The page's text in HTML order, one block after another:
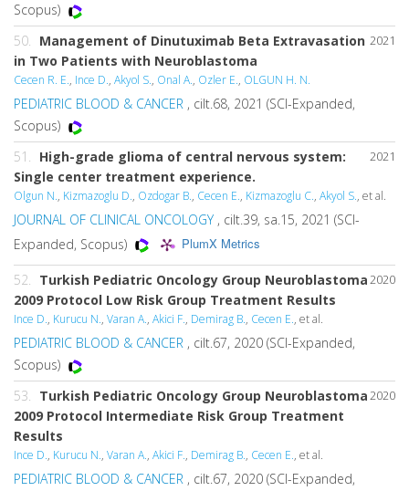
Scopus)
2021
50. Management of Dinutuximab Beta Extravasation
in Two Patients with Neuroblastoma
Cecen R. E., Ince D., Akyol S., Onal A., Ozler E., OLGUN H. N.
PEDIATRIC BLOOD & CANCER , cilt.68, 2021 (SCI-Expanded,
Scopus)
2021
51. High-grade glioma of central nervous system:
Single center treatment experience.
Olgun N., Kizmazoglu D., Ozdogar B., Cecen E., Kizmazoglu C., Akyol S., et al.
JOURNAL OF CLINICAL ONCOLOGY , cilt.39, sa.15, 2021 (SCI-
Expanded, Scopus)
PlumX Metrics
2020
52. Turkish Pediatric Oncology Group Neuroblastoma
2009 Protocol Low Risk Group Treatment Results
Ince D., Kurucu N., Varan A., Akici F., Demirag B., Cecen E., et al.
PEDIATRIC BLOOD & CANCER , cilt.67, 2020 (SCI-Expanded,
Scopus)
2020
53. Turkish Pediatric Oncology Group Neuroblastoma
2009 Protocol Intermediate Risk Group Treatment
Results
Ince D., Kurucu N., Varan A., Akici F., Demirag B., Cecen E., et al.
PEDIATRIC BLOOD & CANCER , cilt.67, 2020 (SCI-Expanded,